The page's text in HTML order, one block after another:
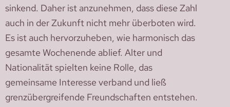
sinkend. Daher ist anzunehmen, dass diese Zahl
auch in der Zukunft nicht mehr überboten wird.
Es ist auch hervorzuheben, wie harmonisch das
gesamte Wochenende ablief. Alter und
Nationalität spielten keine Rolle, das
gemeinsame Interesse verband und ließ
grenzübergreifende Freundschaften entstehen.